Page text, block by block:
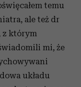
temu
ale też dr
z którym
mi, że
układu